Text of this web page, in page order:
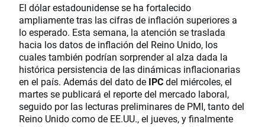
El dólar estadounidense se ha fortalecido
ampliamente tras las cifras de inflación superiores a
lo esperado. Esta semana, la atención se traslada
hacia los datos de inflación del Reino Unido, los
cuales también podrían sorprender al alza dada la
histórica persistencia de las dinámicas inflacionarias
en el país. Además del dato de IPCdel miércoles, el
martes se publicará el reporte del mercado laboral,
seguido por las lecturas preliminares de PMI, tanto del
Reino Unido como de EE.UU., el jueves, y finalmente